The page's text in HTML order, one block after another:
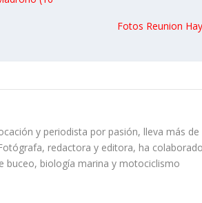
Fotos Reunion
y periodista por pasión, lleva más
redactora y editora, ha
buceo, biología marina y motociclismo